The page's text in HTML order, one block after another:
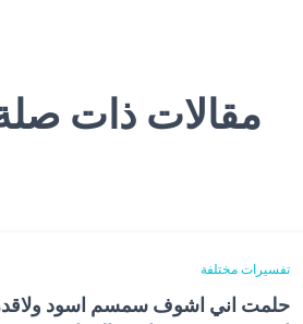
مقالات ذات
تفسيرات مختلفة
حلمت اني اشوف سمسم اسود